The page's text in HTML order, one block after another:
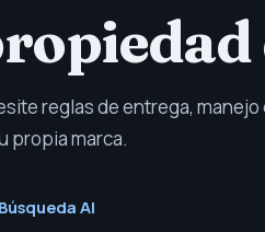
reglas de entrega,
propia marca.
Búsqueda AI